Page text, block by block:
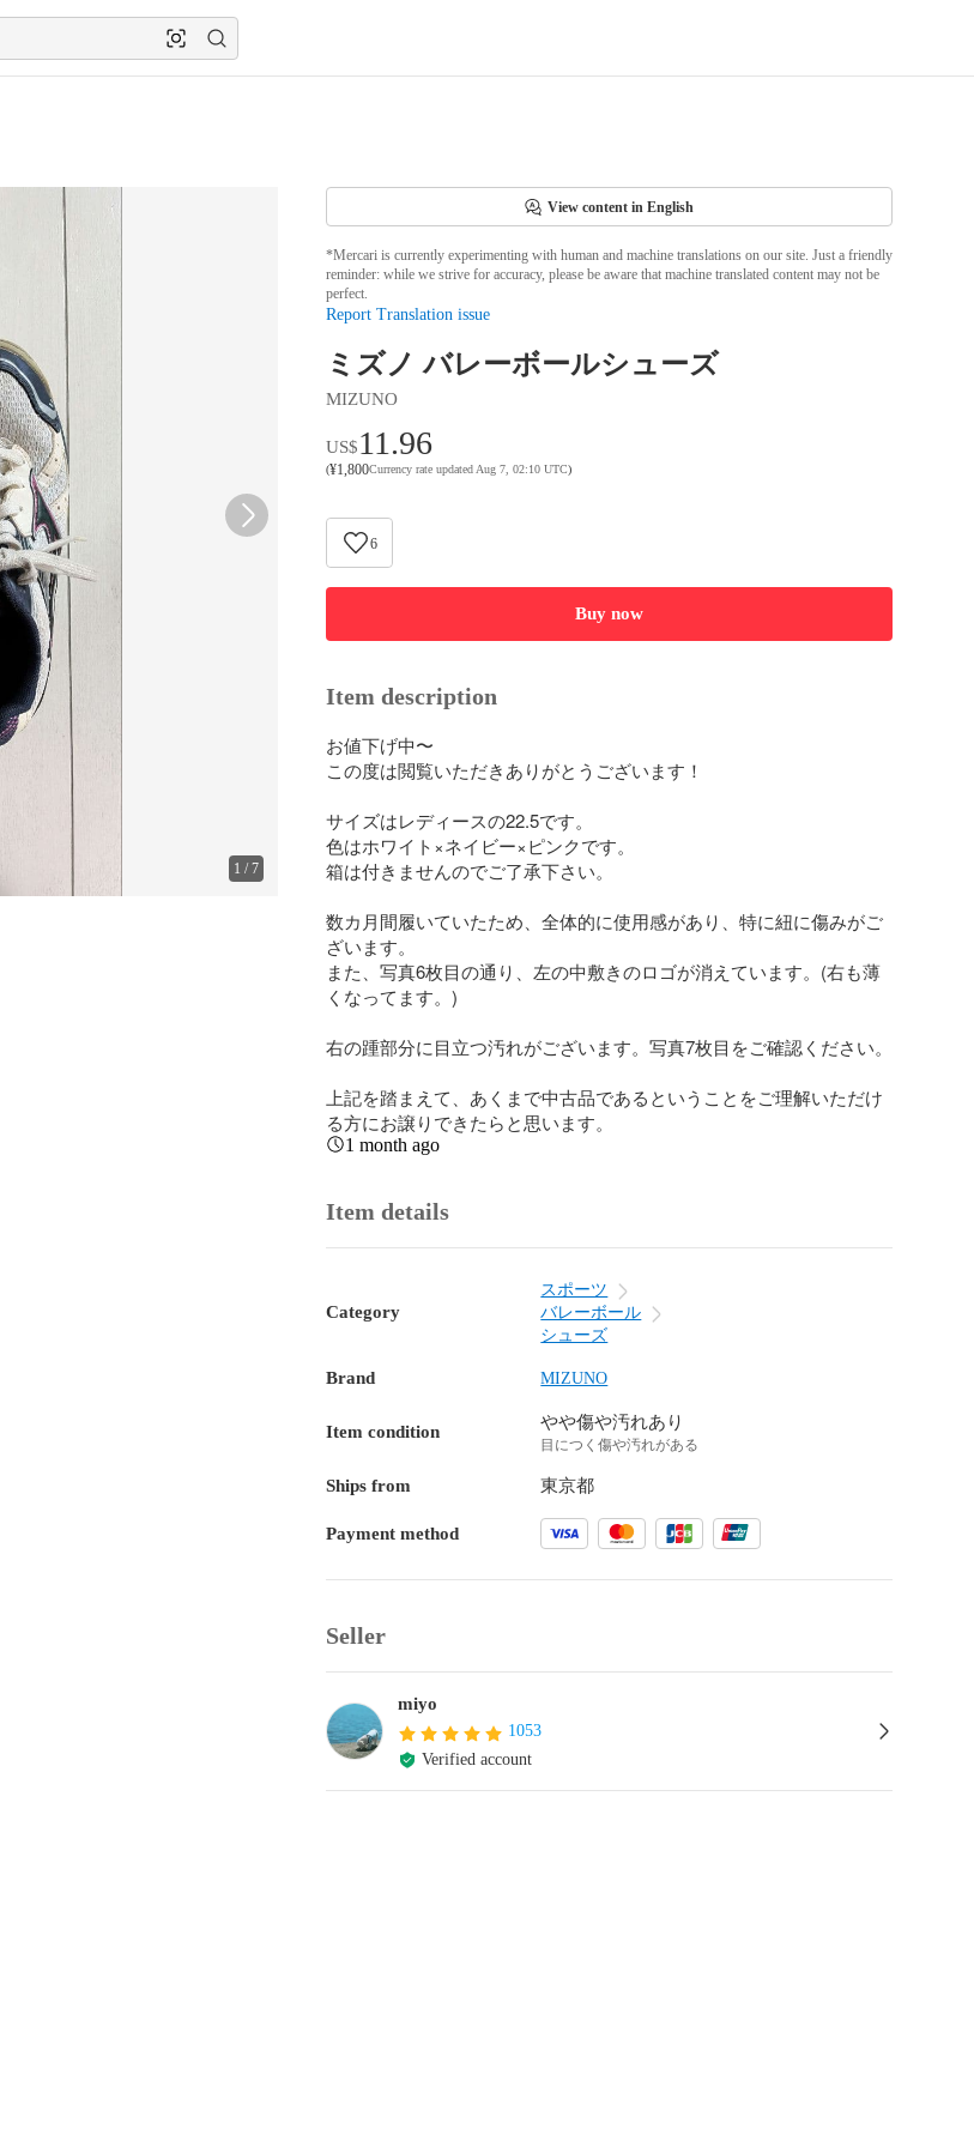
1 /7
View content in English
*Mercari is currently experimenting with human and machine translations on our site. Just a friendly
reminder: while we strive for accuracy, please be aware that machine translated content may not be
perfect.
Report Translation issue
ミズノ バレーボールシューズ
MIZUNO
US$11.96
(¥1,800Currency rate updated Aug 7, 02:10 UTC)
6
Buy now
Item description
お値下げ中〜
この度は閲覧いただきありがとうございます！
サイズはレディースの22.5です。
色はホワイト×ネイビー×ピンクです。
箱は付きませんのでご了承下さい。
数カ月間履いていたため、全体的に使用感があり、特に紐に傷みがご
ざいます。
また、写真6枚目の通り、左の中敷きのロゴが消えています。(右も薄
くなってます。)
右の踵部分に目立つ汚れがございます。写真7枚目をご確認ください。
上記を踏まえて、あくまで中古品であるということをご理解いただけ
る方にお譲りできたらと思います。
1 month ago
Item details
Category
スポーツ
バレーボール
シューズ
Brand MIZUNO
Item condition やや傷や汚れあり
目につく傷や汚れがある
Ships from 東京都
Payment method
Seller
miyo
1053
Verified account